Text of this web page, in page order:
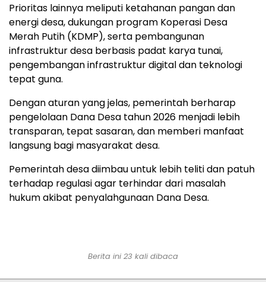
Prioritas lainnya meliputi ketahanan pangan dan
energi desa, dukungan program Koperasi Desa
Merah Putih (KDMP), serta pembangunan
infrastruktur desa berbasis padat karya tunai,
pengembangan infrastruktur digital dan teknologi
tepat guna.
Dengan aturan yang jelas, pemerintah berharap
pengelolaan Dana Desa tahun 2026 menjadi lebih
transparan, tepat sasaran, dan memberi manfaat
langsung bagi masyarakat desa.
Pemerintah desa diimbau untuk lebih teliti dan patuh
terhadap regulasi agar terhindar dari masalah
hukum akibat penyalahgunaan Dana Desa.
Berita ini 23 kali dibaca